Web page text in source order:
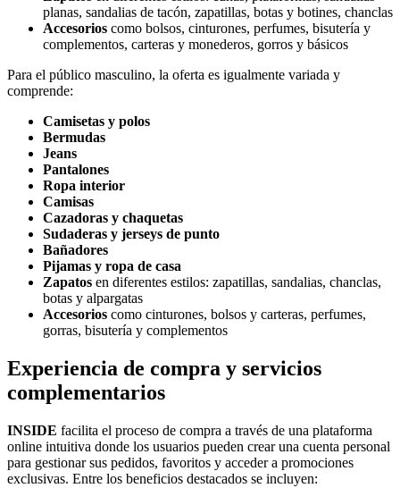
planas, sandalias de tacón, zapatillas, botas y botines, chanclas
Accesorios como bolsos, cinturones, perfumes, bisutería y
complementos, carteras y monederos, gorros y básicos
Para el público masculino, la oferta es igualmente variada y
comprende:
Camisetas y polos
Bermudas
Jeans
Pantalones
Ropa interior
Camisas
Cazadoras y chaquetas
Sudaderas y jerseys de punto
Bañadores
Pijamas y ropa de casa
Zapatos en diferentes estilos: zapatillas, sandalias, chanclas,
botas y alpargatas
Accesorios como cinturones, bolsos y carteras, perfumes,
gorras, bisutería y complementos
Experiencia de compra y servicios
complementarios
INSIDE facilita el proceso de compra a través de una plataforma
online intuitiva donde los usuarios pueden crear una cuenta personal
para gestionar sus pedidos, favoritos y acceder a promociones
exclusivas. Entre los beneficios destacados se incluyen: